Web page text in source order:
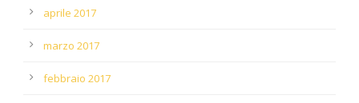
aprile 2017
marzo 2017
febbraio 2017